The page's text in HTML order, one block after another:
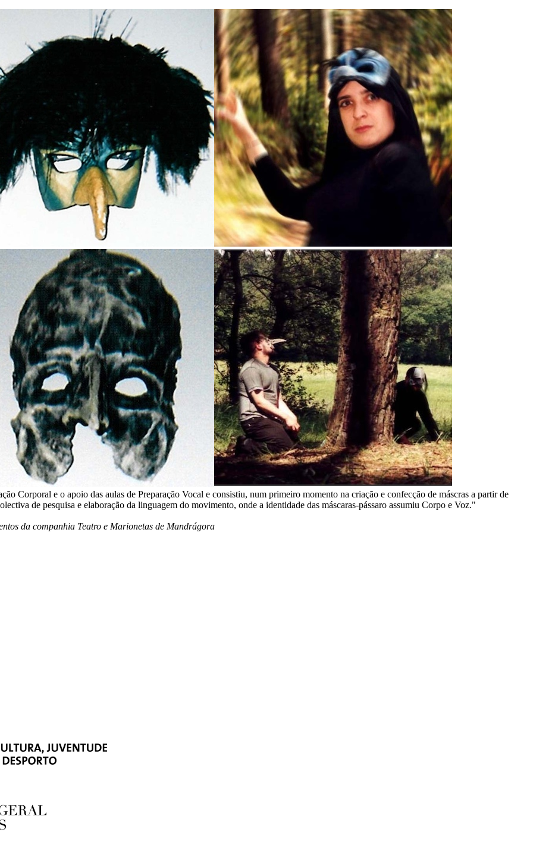
Corporal e o apoio das aulas de Preparação Vocal e consistiu, num primeiro momento na criação e confecção de máscras a partir de
de pesquisa e elaboração da linguagem do movimento, onde a identidade das máscaras-pássaro assumiu Corpo e Voz."
da companhia Teatro e Marionetas de Mandrágora